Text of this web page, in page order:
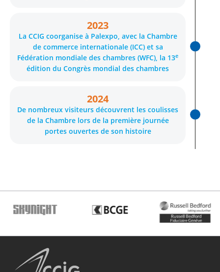
2023
La CCIG coorganise à Palexpo, avec la Chambre
de commerce internationale (ICC) et sa
Fédération mondiale des chambres (WFC), la 13e
édition du Congrès mondial des chambres
2024
De nombreux visiteurs découvrent les coulisses
de la Chambre lors de la première journée
portes ouvertes de son histoire